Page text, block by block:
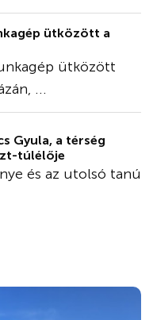
ütközött a
ütközött
...
Gyula, a térség
túlélője
és az utolsó tanú